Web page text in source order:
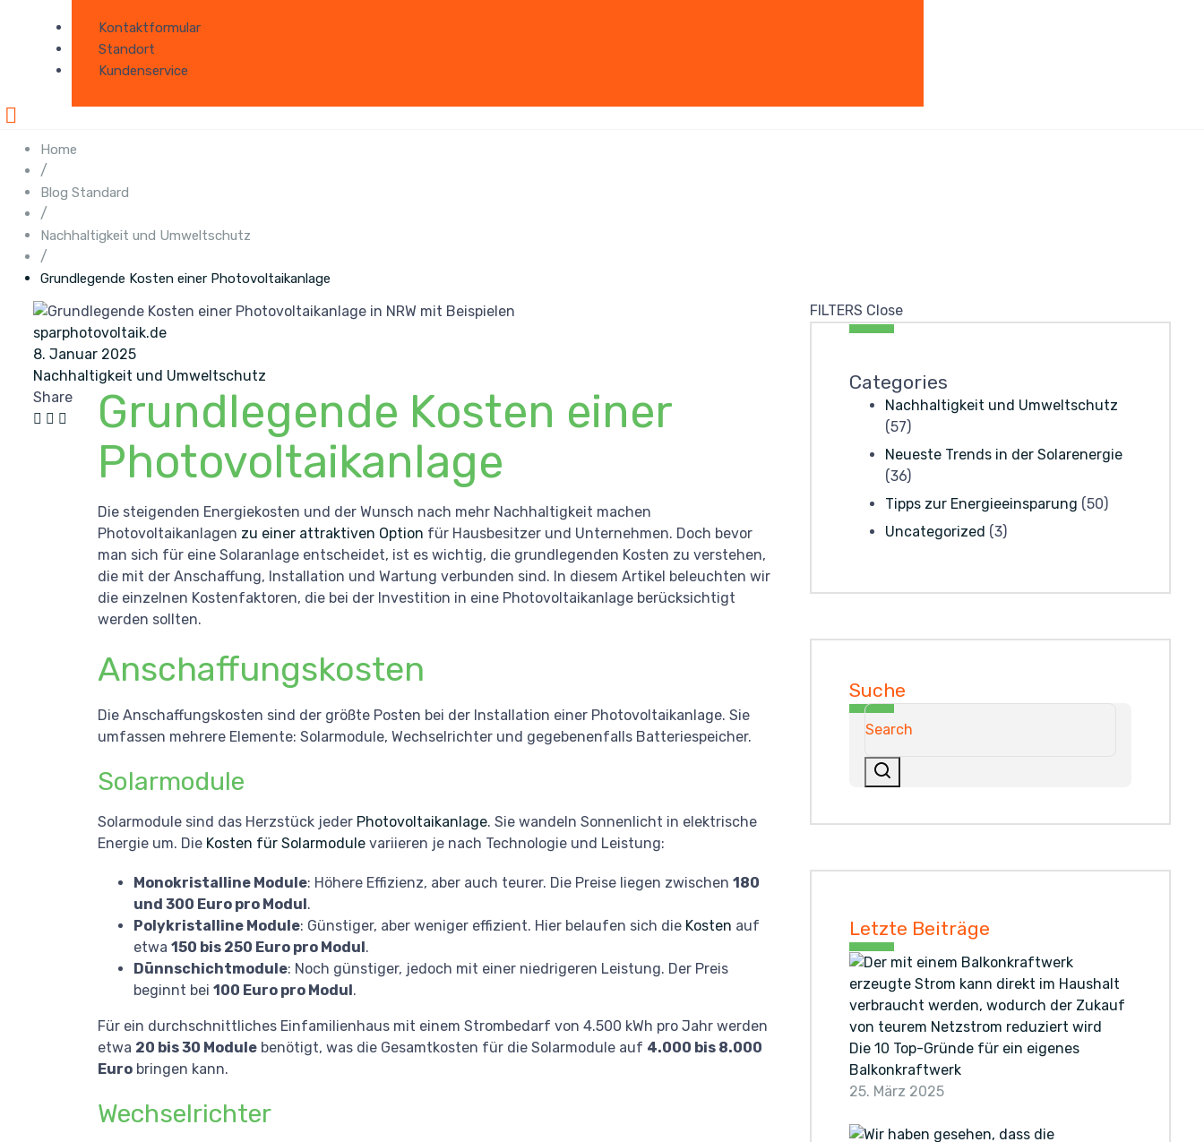
Kontaktformular
Standort
Kundenservice
Home
/
Blog Standard
/
Nachhaltigkeit und Umweltschutz
/
Grundlegende Kosten einer Photovoltaikanlage
sparphotovoltaik.de
8. Januar 2025
Nachhaltigkeit und Umweltschutz
Share
Grundlegende Kosten einer
Photovoltaikanlage
Die steigenden Energiekosten und der Wunsch nach mehr Nachhaltigkeit machen
Photovoltaikanlagen zu einer attraktiven Option für Hausbesitzer und Unternehmen. Doch bevor
man sich für eine Solaranlage entscheidet, ist es wichtig, die grundlegenden Kosten zu verstehen,
die mit der Anschaffung, Installation und Wartung verbunden sind. In diesem Artikel beleuchten wir
die einzelnen Kostenfaktoren, die bei der Investition in eine Photovoltaikanlage berücksichtigt
werden sollten.
Anschaffungskosten
Die Anschaffungskosten sind der größte Posten bei der Installation einer Photovoltaikanlage. Sie
umfassen mehrere Elemente: Solarmodule, Wechselrichter und gegebenenfalls Batteriespeicher.
Solarmodule
Solarmodule sind das Herzstück jeder Photovoltaikanlage. Sie wandeln Sonnenlicht in elektrische
Energie um. Die Kosten für Solarmodule variieren je nach Technologie und Leistung:
Monokristalline Module: Höhere Effizienz, aber auch teurer. Die Preise liegen zwischen180
und 300 Euro pro Modul.
Polykristalline Module: Günstiger, aber weniger effizient. Hier belaufen sich die Kosten auf
etwa150 bis 250 Euro pro Modul.
Dünnschichtmodule: Noch günstiger, jedoch mit einer niedrigeren Leistung. Der Preis
beginnt bei100 Euro pro Modul.
Für ein durchschnittliches Einfamilienhaus mit einem Strombedarf von 4.500 kWh pro Jahr werden
etwa 20 bis 30 Module benötigt, was die Gesamtkosten für die Solarmodule auf 4.000 bis 8.000
Euro bringen kann.
Wechselrichter
FILTERS Close
Categories
Nachhaltigkeit und Umweltschutz
(57)
Neueste Trends in der Solarenergie
(36)
Tipps zur Energieeinsparung (50)
Uncategorized (3)
Suche
Letzte Beiträge
Die 10 Top-Gründe für ein eigenes
Balkonkraftwerk
25. März 2025